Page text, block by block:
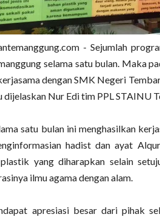
- Sejumlah
selama satu bulan. Maka
dengan SMK Negeri
Nur Edi tim PPL STAINU
satu bulan ini menghasilkan
hadist dan ayat
plastik yang diharapkan selain
ilmu agama dengan alam.
apresiasi besar dari pihak